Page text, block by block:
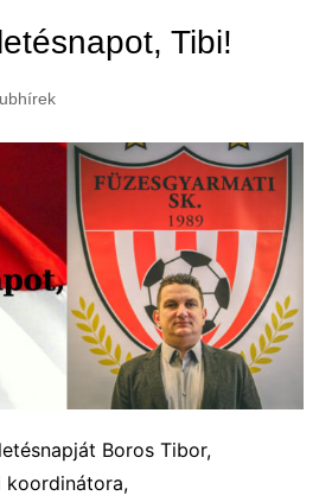
Tibi!
Boros Tibor,
koordinátora,